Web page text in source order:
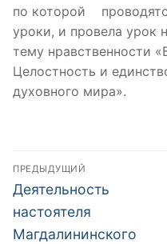
по которой
уроки, и провела урок
тему нравственности
Целостность и
духовного мира».
Навигация
по
записям
ПРЕДЫДУЩИЙ
Предыдущая
запись:
Деятельность
настоятеля
Магдалининского